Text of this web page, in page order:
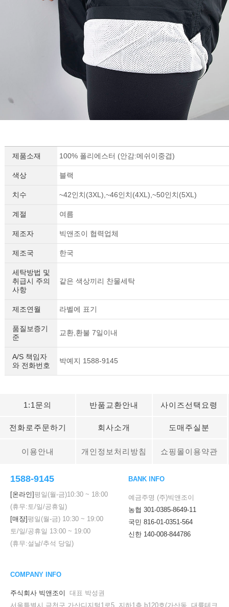
제품소재 100% 폴리에스터 (안감:메쉬이중겹)
색상 블랙
치수 ~42인치(3XL),~46인치(4XL),~50인치(5XL)
계절 여름
제조자 빅앤조이 협력업체
제조국 한국
세탁방법 및
취급시 주의
사항
같은 색상끼리 찬물세탁
제조연월 라벨에 표기
품질보증기
준
교환,환불 7일이내
A/S 책임자
와 전화번호
박예지 1588-9145
1:1문의 반품교환안내 사이즈선택요령
전화로주문하기 회사소개 도매주실분
이용안내 개인정보처리방침 쇼핑몰이용약관
1588-9145
[온라인]평일(월-금)10:30 ~ 18:00
(휴무:토/일/공휴일)
[매장]평일(월-금) 10:30 ~ 19:00
토/일/공휴일 13:00 ~ 19:00
(휴무:설날/추석 당일)
BANK INFO
예금주명 (주)빅앤조이
농협 301-0385-8649-11
국민 816-01-0351-564
신한 140-008-844786
COMPANY INFO
주식회사 빅앤조이
대표 박성권
서울특별시 금천구 가산디지털1로5, 지하1층 b120호(가산동, 대륭테크